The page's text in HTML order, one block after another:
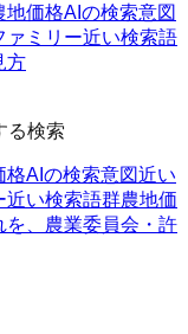
地価格AIの検索意図
ァミリー近い検索語
方
る検索
格AIの検索意図近い
近い検索語群農地価
を、農業委員会・許